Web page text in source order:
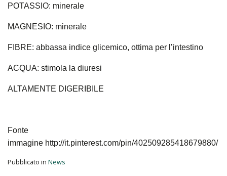
POTASSIO: minerale
MAGNESIO: minerale
FIBRE: abbassa indice glicemico, ottima per l’intestino
ACQUA: stimola la diuresi
ALTAMENTE DIGERIBILE
Fonte
immagine http://it.pinterest.com/pin/402509285418679880/
Pubblicato in News